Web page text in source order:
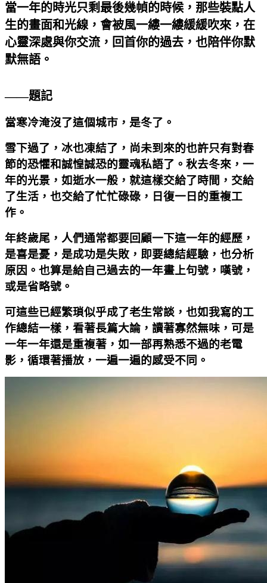
當一年的時光只剩最後幾幀的時候，那些裝點人
生的畫面和光線，會被風一縷一縷緩緩吹來，在
心靈深處與你交流，回首你的過去，也陪伴你默
默無語。
——題記
當寒冷淹沒了這個城市，是冬了。
雪下過了，冰也凍結了，尚未到來的也許只有對春
節的恐懼和誠惶誠恐的靈魂私語了。秋去冬來，一
年的光景，如逝水一般，就這樣交給了時間，交給
了生活，也交給了忙忙碌碌，日復一日的重複工
作。
年終歲尾，人們通常都要回顧一下這一年的經歷，
是喜是憂，是成功是失敗，即要總結經驗，也分析
原因。也算是給自己過去的一年畫上句號，嘆號，
或是省略號。
可這些已經繁瑣似乎成了老生常談，也如我寫的工
作總結一樣，看著長篇大論，讀著寡然無味，可是
一年一年還是重複著，如一部再熟悉不過的老電
影，循環著播放，一遍一遍的感受不同。